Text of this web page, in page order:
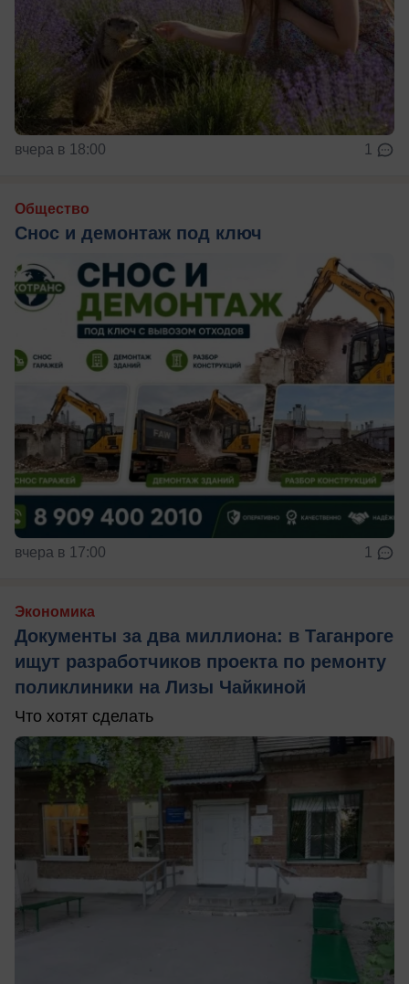
вчера в 18:00 1
Общество
Снос и демонтаж под ключ
вчера в 17:00 1
Экономика
Документы за два миллиона: в Таганроге
ищут разработчиков проекта по ремонту
поликлиники на Лизы Чайкиной
Что хотят сделать